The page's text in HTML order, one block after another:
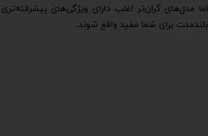
اما مدل‌های گران‌تر اغلب دارای ویژگی‌های
بلند‌مدت برای شما مفید واقع شوند.